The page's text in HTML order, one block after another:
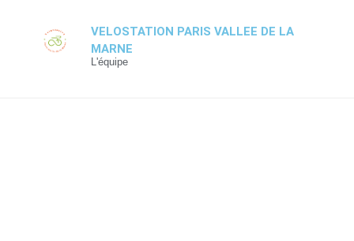
VELOSTATION PARIS VALLEE DE LA
MARNE
L'équipe